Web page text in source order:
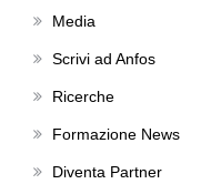
Media
Scrivi ad Anfos
Ricerche
Formazione News
Diventa Partner